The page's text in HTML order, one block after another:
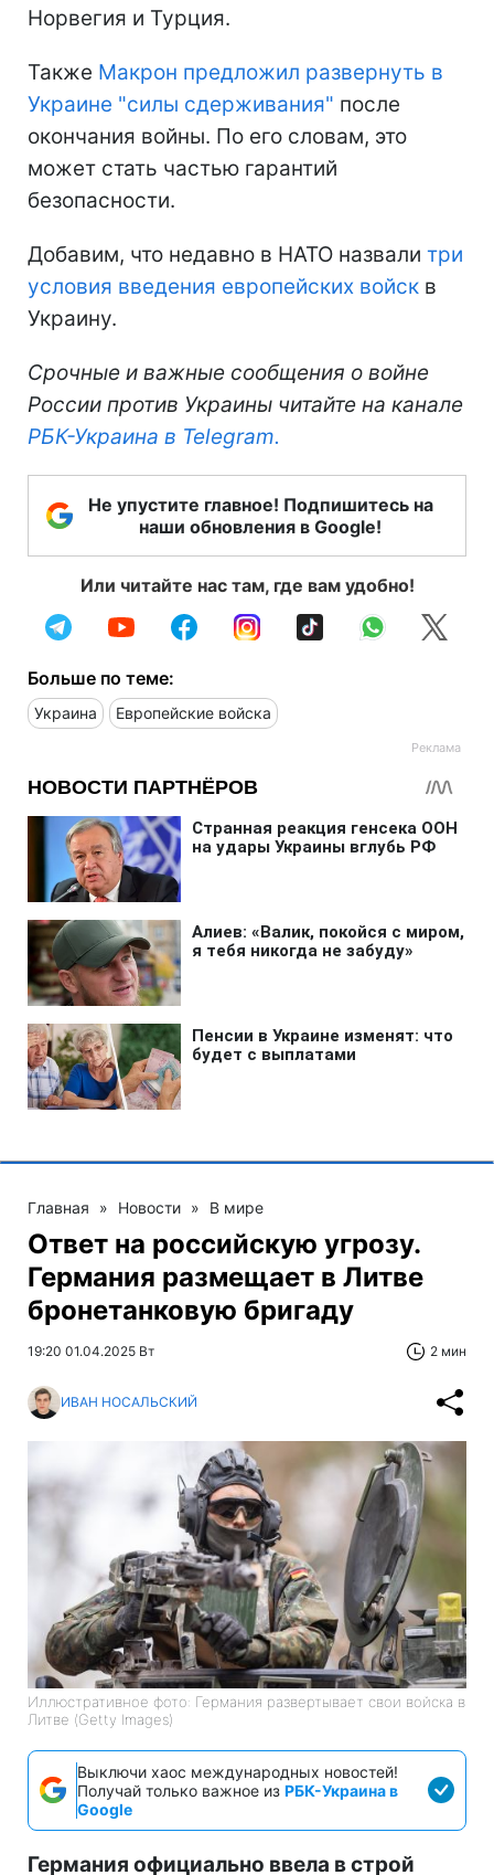
Норвегия и Турция.
Также Макрон предложил развернуть в
Украине "силы сдерживания" после
окончания войны. По его словам, это
может стать частью гарантий
безопасности.
Добавим, что недавно в НАТО назвали три
условия введения европейских войск в
Украину.
Срочные и важные сообщения о войне
России против Украины читайте на канале
РБК-Украина в Telegram.
Не упустите главное! Подпишитесь на
наши обновления в Google!
Или читайте нас там, где вам удобно!
Больше по теме:
Украина Европейские войска
Главная » Новости » В мире
Ответ на российскую угрозу.
Германия размещает в Литве
бронетанковую бригаду
19:20 01.04.2025 Вт 2 мин
ИВАН НОСАЛЬСКИЙ
Иллюстративное фото: Германия развертывает свои войска в
Литве (Getty Images)
Выключи хаос международных новостей!
Получай только важное из РБК-Украина в
Google
Германия официально ввела в строй